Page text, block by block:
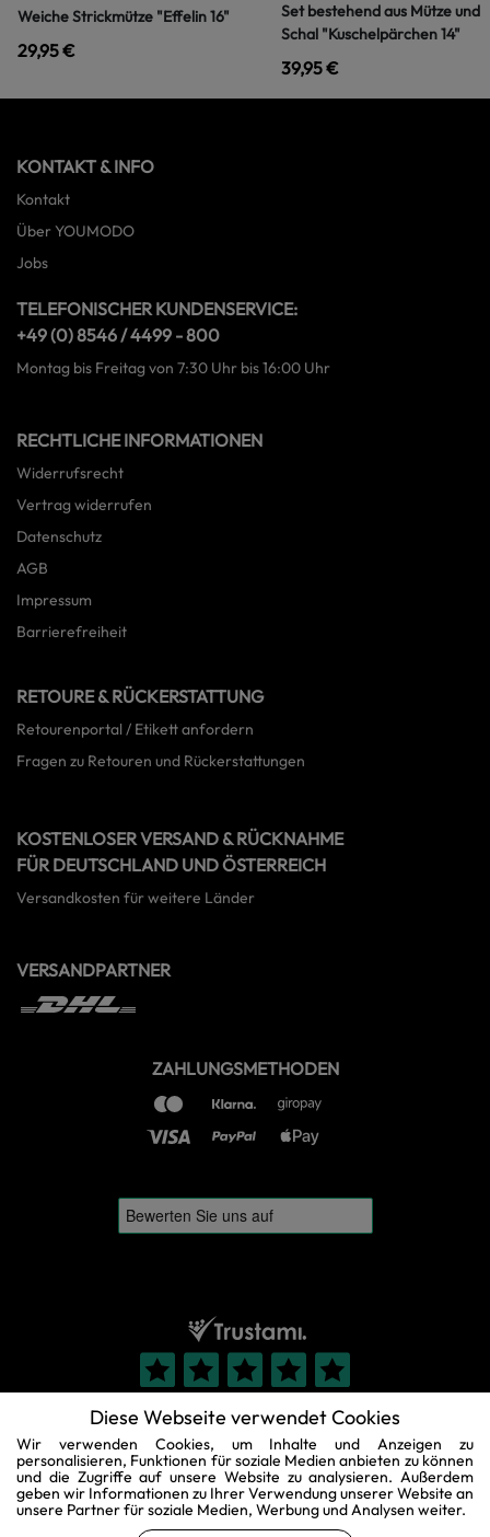
Diese Webseite verwendet Cookies
Wir verwenden Cookies, um Inhalte und Anzeigen zu
personalisieren, Funktionen für soziale Medien anbieten zu können
und die Zugriffe auf unsere Website zu analysieren. Außerdem
geben wir Informationen zu Ihrer Verwendung unserer Website an
unsere Partner für soziale Medien, Werbung und Analysen weiter.
Weiche Strickmütze "Effelin 16"
29,95 €
Set bestehend aus Mütze und
Schal "Kuschelpärchen 14"
39,95 €
KONTAKT & INFO
Kontakt
Über YOUMODO
Jobs
TELEFONISCHER KUNDENSERVICE:
+49 (0) 8546 / 4499 - 800
Montag bis Freitag von 7:30 Uhr bis 16:00 Uhr
RECHTLICHE INFORMATIONEN
Widerrufsrecht
Vertrag widerrufen
Datenschutz
AGB
Impressum
Barrierefreiheit
RETOURE & RÜCKERSTATTUNG
Retourenportal / Etikett anfordern
Fragen zu Retouren und Rückerstattungen
KOSTENLOSER VERSAND & RÜCKNAHME
FÜR DEUTSCHLAND UND ÖSTERREICH
Versandkosten für weitere Länder
VERSANDPARTNER
ZAHLUNGSMETHODEN